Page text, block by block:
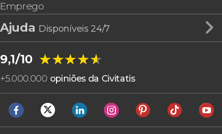
Emprego
Ajuda Disponíveis 24/7
9,1/10 ★★★★★
★★★★★
+5.000.000 opiniões da Civitatis